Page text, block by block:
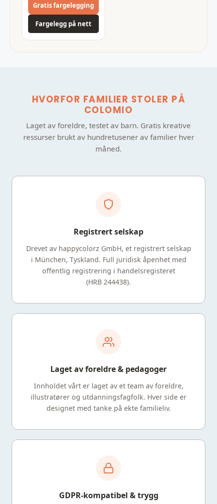
Gratis fargelegging
Fargelegg på nett
HVORFOR FAMILIER STOLER PÅ
COLOMIO
Laget av foreldre, testet av barn. Gratis kreative
ressurser brukt av hundretusener av familier hver
måned.
Registrert selskap
Drevet av happycolorz GmbH, et registrert selskap
i München, Tyskland. Full juridisk åpenhet med
offentlig registrering i handelsregisteret
(HRB 244438).
Laget av foreldre & pedagoger
Innholdet vårt er laget av et team av foreldre,
illustratører og utdanningsfagfolk. Hver side er
designet med tanke på ekte familieliv.
GDPR-kompatibel & trygg